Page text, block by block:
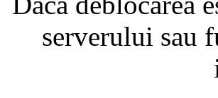
serverului sau